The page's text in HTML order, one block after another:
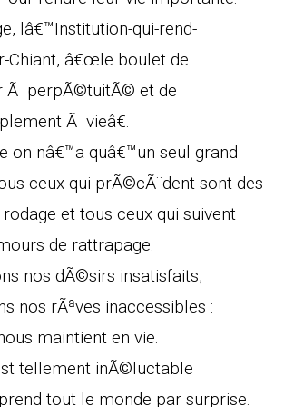
lâ€™Institution-qui-rend-
Chiant, â€œle boulet de
Ã perpÃ©tuitÃ© et de
Ã vieâ€.
on nâ€™a quâ€™un seul grand
ceux qui prÃ©cÃ¨dent sont des
et tous ceux qui suivent
de rattrapage.
nos dÃ©sirs insatisfaits,
nos rÃªves inaccessibles :
maintient en vie.
tellement inÃ©luctable
tout le monde par surprise.